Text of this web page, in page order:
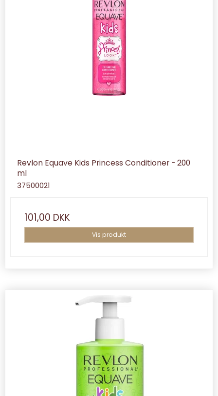
Revlon Equave Kids Princess Conditioner - 200
ml
37500021
101,00 DKK
Vis produkt